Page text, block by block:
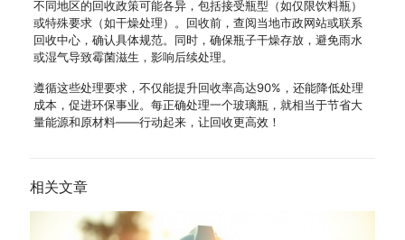
不同地区的回收政策可能各异，包括接受瓶型（如仅限饮料瓶）
或特殊要求（如干燥处理）。回收前，查阅当地市政网站或联系
回收中心，确认具体规范。同时，确保瓶子干燥存放，避免雨水
或湿气导致霉菌滋生，影响后续处理。
遵循这些处理要求，不仅能提升回收率高达90%，还能降低处理
成本，促进环保事业。每正确处理一个玻璃瓶，就相当于节省大
量能源和原材料——行动起来，让回收更高效！
相关文章